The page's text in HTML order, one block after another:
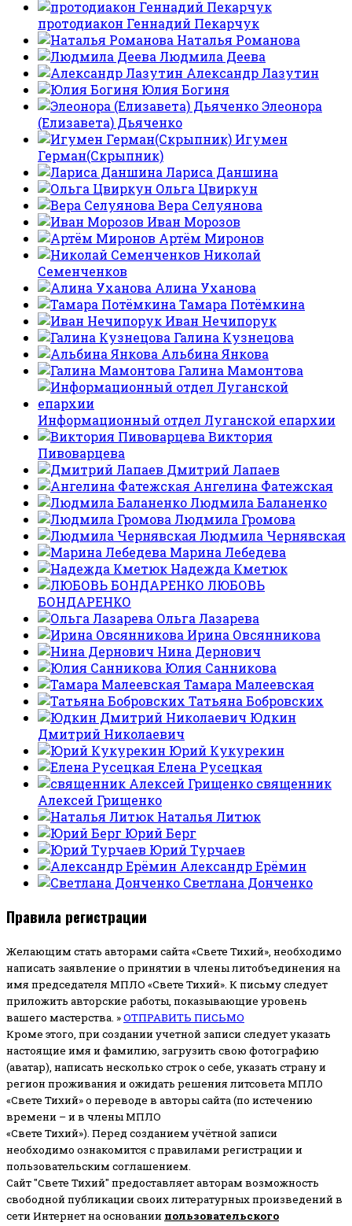
протодиакон Геннадий Пекарчук
Наталья Романова
Людмила Деева
Александр Лазутин
Юлия Богиня
Элеонора
(Елизавета) Дьяченко
Игумен
Герман(Скрыпник)
Лариса Даншина
Ольга Цвиркун
Вера Селуянова
Иван Морозов
Артём Миронов
Николай
Семенченков
Алина Уханова
Тамара Потёмкина
Иван Нечипорук
Галина Кузнецова
Альбина Янкова
Галина Мамонтова
Информационный отдел Луганской епархии
Виктория
Пивоварцева
Дмитрий Лапаев
Ангелина Фатежская
Людмила Баланенко
Людмила Громова
Людмила Чернявская
Марина Лебедева
Надежда Кметюк
ЛЮБОВЬ
БОНДАРЕНКО
Ольга Лазарева
Ирина Овсянникова
Нина Дернович
Юлия Санникова
Тамара Малеевская
Татьяна Бобровских
Юдкин
Дмитрий Николаевич
Юрий Кукурекин
Елена Русецкая
священник
Алексей Грищенко
Наталья Литюк
Юрий Берг
Юрий Турчаев
Александр Ерёмин
Светлана Донченко
Правила регистрации
Желающим стать авторами сайта «Свете Тихий», необходимо
написать заявление о принятии в члены литобъединения на
имя председателя МПЛО «Свете Тихий». К письму следует
приложить авторские работы, показывающие уровень
вашего мастерства. »ОТПРАВИТЬ ПИСЬМО
Кроме этого, при создании учетной записи следует указать
настоящие имя и фамилию, загрузить свою фотографию
(аватар), написать несколько строк о себе, указать страну и
регион проживания и ожидать решения литсовета МПЛО
«Свете Тихий» о переводе в авторы сайта (по истечению
времени – и в члены МПЛО
«Свете Тихий»). Перед созданием учётной записи
необходимо ознакомится с правилами регистрации и
пользовательским соглашением.
Сайт "Свете Тихий" предоставляет авторам возможность
свободной публикации своих литературных произведений в
сети Интернет на основании пользовательского